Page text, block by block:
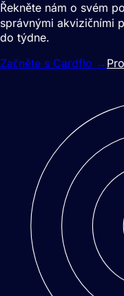
Řekněte nám o svém
správnými akvizičními
do týdne.
Začněte s Cardflo →